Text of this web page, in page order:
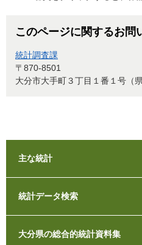
このページに関するお問
統計調査課
〒870-8501
大分市大手町３丁目１番１号（
主な統計
統計データ検索
大分県の総合的統計資料集